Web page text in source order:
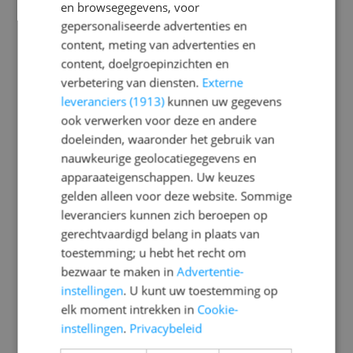
maatschappelijk doel. Het bieden van
kinderopvang met hoogwaardige
pedagogische kwaliteit staat voorop en
ieder kind staat daarbij centraal.
Het is onze missie om elke dag samen met
de kinderen het avontuur aan te gaan op
weg naar de beste versie van zichzelf.”
Onze kernwaardenAvontuur, Plezier,
Leren en Aandacht zijn belangrijk voor ons
en geven richting aan ons beleid en manier
van werken.
Avontuur
Elke dag gaan we samen met de kinderen
het avontuur aan. In de basis zorgen we
voor een veilige omgeving waarin kinderen
en browsegegevens, voor
gepersonaliseerde advertenties en
content, meting van advertenties en
content, doelgroepinzichten en
verbetering van diensten. Externe
leveranciers (1913)kunnen uw gegevens
ook verwerken voor deze en andere
doeleinden, waaronder het gebruik van
nauwkeurige geolocatiegegevens en
apparaateigenschappen. Uw keuzes
gelden alleen voor deze website. Sommige
leveranciers kunnen zich beroepen op
gerechtvaardigd belang in plaats van
toestemming; u hebt het recht om
bezwaar te maken inAdvertentie-
instellingen. U kunt uw toestemming op
elk moment intrekken in Cookie-
instellingen. Privacybeleid